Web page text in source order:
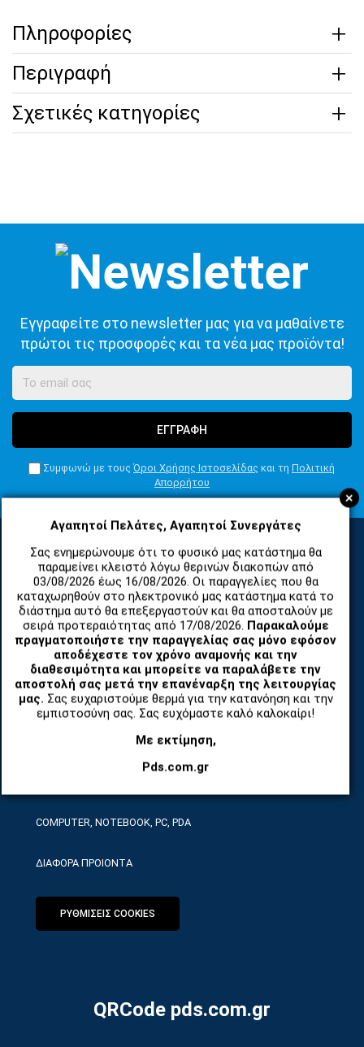
+
Αγαπητοί Πελάτες, Αγαπητοί Συνεργάτες
Σας ενημερώνουμε ότι το φυσικό μας κατάστημα θα
παραμείνει κλειστό λόγω θερινών διακοπών από
03/08/2026 έως 16/08/2026. Οι παραγγελίες που θα
καταχωρηθούν στο ηλεκτρονικό μας κατάστημα κατά το
διάστημα αυτό θα επεξεργαστούν και θα αποσταλούν με
σειρά προτεραιότητας από 17/08/2026. Παρακαλούμε
πραγματοποιήστε την παραγγελίας σας μόνο εφόσον
αποδέχεστε τον χρόνο αναμονής και την
διαθεσιμότητα και μπορείτε να παραλάβετε την
αποστολή σας μετά την επανέναρξη της λειτουργίας
μας. Σας ευχαριστούμε θερμά για την κατανόηση και την
εμπιστοσύνη σας. Σας ευχόμαστε καλό καλοκαίρι!
Με εκτίμηση,
Pds.com.gr
Πληροφορίες
Περιγραφή
Σχετικές κατηγορίες
Εγγραφείτε στο newsletter μας για να μαθαίνετε
πρώτοι τις προσφορές και τα νέα μας προϊόντα!
ΕΓΓΡΑΦΗ
Συμφωνώ με τους Όροι Χρήσης Ιστοσελίδας και τη Πολιτική
Απορρήτου
ΚΑΤΗΓΟΡΙΕΣ
ΑΝΤΑΛΛΑΚΤΙΚΑ ΚΑΙ ΑΞΕΣΟΥΑΡ ΚΙΝΗΤΩΝ ΤΗΛΕΦΩΝΩΝ
TABLET
ΤΗΛΕΠΙΚΟΙΝΩΝΙΕΣ, ΑΣΥΡΜΑΤΑ, FCT
COMPUTER, NOTEBOOK, PC, PDA
ΔΙΑΦΟΡΑ ΠΡΟΙΟΝΤΑ
ΡΥΘΜΙΣΕΙΣ COOKIES
QRCode pds.com.gr